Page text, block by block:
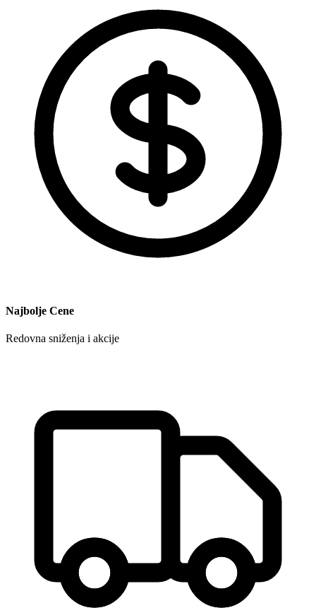
Najbolje Cene
Redovna sniženja i akcije